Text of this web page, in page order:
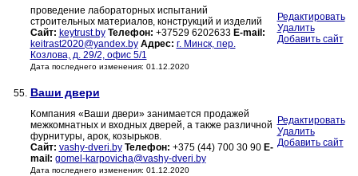
проведение лабораторных испытаний
строительных материалов, конструкций и изделий
Сайт: keytrust.by Телефон: +37529 6202633 E-mail:
keitrast2020@yandex.by Адрес: г. Минск, пер.
Козлова, д. 29/2, офис 5/1
Дата последнего изменения: 01.12.2020
Редактировать
Удалить
Добавить сайт
55. Ваши двери
Компания «Ваши двери» занимается продажей
межкомнатных и входных дверей, а также различной
фурнитуры, арок, козырьков.
Сайт: vashy-dveri.by Телефон: +375 (44) 700 30 90 E-
mail: gomel-karpovicha@vashy-dveri.by
Дата последнего изменения: 01.12.2020
Редактировать
Удалить
Добавить сайт